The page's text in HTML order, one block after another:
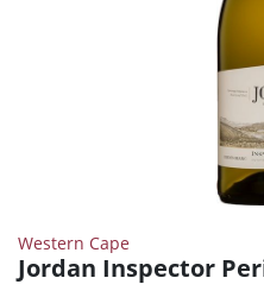
Western Cape
Jordan Inspector